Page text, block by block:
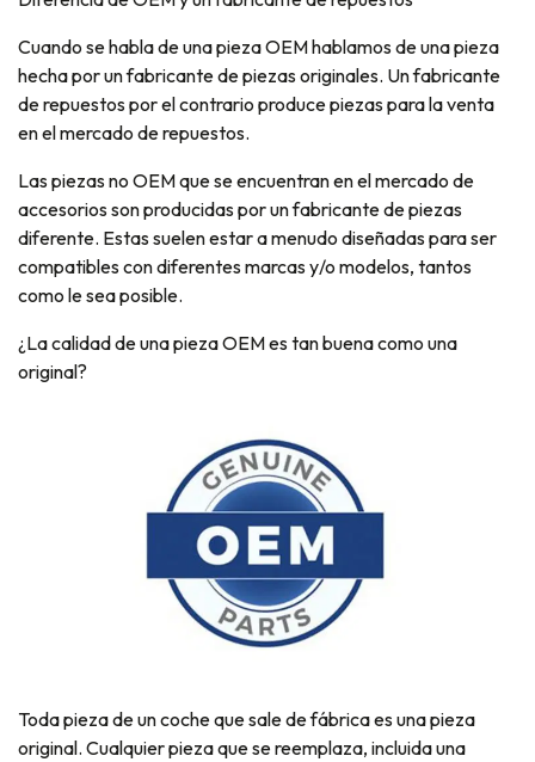
Cuando se habla de una pieza OEM hablamos de una pieza
hecha por un fabricante de piezas originales. Un fabricante
de repuestos por el contrario produce piezas para la venta
en el mercado de repuestos.
Las piezas no OEM que se encuentran en el mercado de
accesorios son producidas por un fabricante de piezas
diferente. Estas suelen estar a menudo diseñadas para ser
compatibles con diferentes marcas y/o modelos, tantos
como le sea posible.
¿La calidad de una pieza OEM es tan buena como una
original?
Toda pieza de un coche que sale de fábrica es una pieza
original. Cualquier pieza que se reemplaza, incluida una